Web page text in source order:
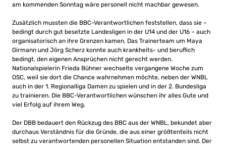
am kommenden Sonntag wäre personell nicht machbar gewesen.
Zusätzlich mussten die BBC-Verantwortlichen feststellen, dass sie –
bedingt durch gut besetzte Landesligen in der U14 und der U16 – auch
organisatorisch an ihre Grenzen kamen. Das Trainerteam um Maya
Girmann und Jörg Scherz konnte auch krankheits- und beruflich
bedingt, den eigenen Ansprüchen nicht gerecht werden.
Nationalspielerin Frieda Bühner wechselte vergangene Woche zum
OSC, weil sie dort die Chance wahrnehmen möchte, neben der WNBL
auch in der 1. Regionalliga Damen zu spielen und in der 2. Bundesliga
zu trainieren. Die BBC-Verantwortlichen wünschen ihr alles Gute und
viel Erfolg auf ihrem Weg.
Der DBB bedauert den Rückzug des BBC aus der WNBL, bekundet aber
durchaus Verständnis für die Gründe, die aus einer größtenteils nicht
selbst zu verantwortenden personellen Situation entstanden sind. Der